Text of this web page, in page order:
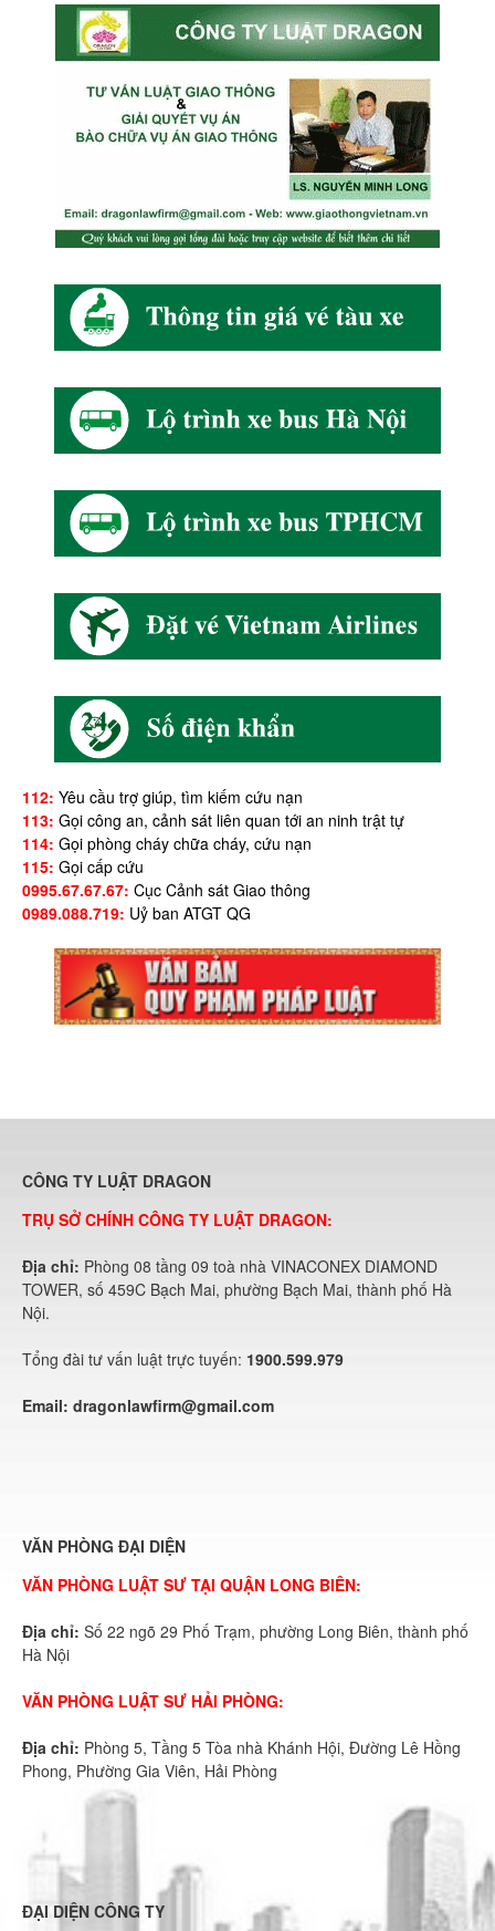
112: Yêu cầu trợ giúp, tìm kiếm cứu nạn
113: Gọi công an, cảnh sát liên quan tới an ninh trật tự
114: Gọi phòng cháy chữa cháy, cứu nạn
115: Gọi cấp cứu
0995.67.67.67: Cục Cảnh sát Giao thông
0989.088.719: Uỷ ban ATGT QG
CÔNG TY LUẬT DRAGON
TRỤ SỞ CHÍNH CÔNG TY LUẬT DRAGON:
Địa chỉ: Phòng 08 tầng 09 toà nhà VINACONEX DIAMOND
TOWER, số 459C Bạch Mai, phường Bạch Mai, thành phố Hà
Nội.
Tổng đài tư vấn luật trực tuyến: 1900.599.979
Email: dragonlawfirm@gmail.com
VĂN PHÒNG ĐẠI DIỆN
VĂN PHÒNG LUẬT SƯ TẠI QUẬN LONG BIÊN:
Địa chỉ: Số 22 ngõ 29 Phố Trạm, phường Long Biên, thành phố
Hà Nội
VĂN PHÒNG LUẬT SƯ HẢI PHÒNG:
Địa chỉ: Phòng 5, Tầng 5 Tòa nhà Khánh Hội, Đường Lê Hồng
Phong, Phường Gia Viên, Hải Phòng
ĐẠI DIỆN CÔNG TY